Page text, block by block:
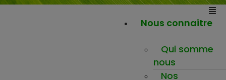
Nous connaitre
Qui somme
nous
Nos